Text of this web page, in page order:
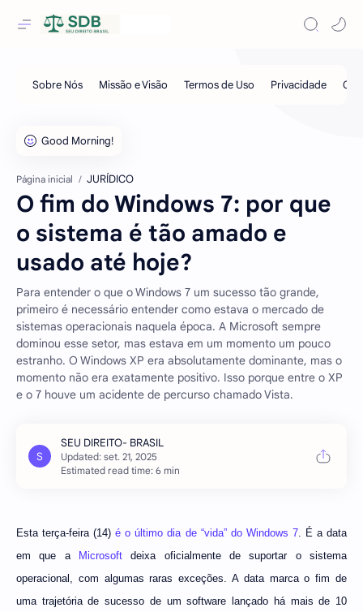
Página inicial JURÍDICO
O fim do Windows 7: por que
o sistema é tão amado e
usado até hoje?
Para entender o que o Windows 7 um sucesso tão grande,
primeiro é necessário entender como estava o mercado de
sistemas operacionais naquela época. A Microsoft sempre
dominou esse setor, mas estava em um momento um pouco
estranho. O Windows XP era absolutamente dominante, mas o
momento não era exatamente positivo. Isso porque entre o XP
e o 7 houve um acidente de percurso chamado Vista.
Estimated read time: 6 min
Esta terça-feira (14)é o último dia de “vida” do Windows 7. É a data
em que a
Microsoft deixa oficialmente de suportar o sistema
operacional, com algumas raras exceções. A data marca o fim de
uma trajetória de sucesso de um software lançado há mais de 10